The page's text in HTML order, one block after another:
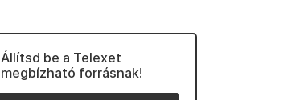
Állítsd be a Telexet
megbízható forrásnak!